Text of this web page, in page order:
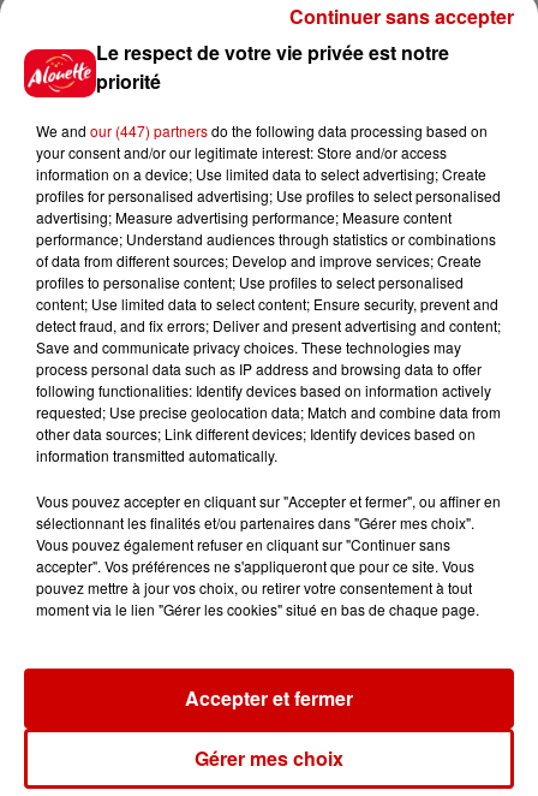
peut coûter très cher
14h03
Invasion de physalies sur des
plages du Sud-Ouest
11h51
À LA UNE : affaire Manon
Relandeau, musée cambriolé et
Jeux Voir plus
Festival du Roi Arthur 2026 !
Le respect de votre vie privée est notre
priorité
We and our (447) partnersdo the following data processing based on
your consent and/or our legitimate interest: Store and/or access
information on a device; Use limited data to select advertising; Create
profiles for personalised advertising; Use profiles to select personalised
advertising; Measure advertising performance; Measure content
performance; Understand audiences through statistics or combinations
of data from different sources; Develop and improve services; Create
profiles to personalise content; Use profiles to select personalised
content; Use limited data to select content; Ensure security, prevent and
detect fraud, and fix errors; Deliver and present advertising and content;
Save and communicate privacy choices. These technologies may
process personal data such as IP address and browsing data to offer
following functionalities: Identify devices based on information actively
requested; Use precise geolocation data; Match and combine data from
other data sources; Link different devices; Identify devices based on
information transmitted automatically.
Vous pouvez accepter en cliquant sur "Accepter et fermer", ou affiner en
sélectionnant les finalités et/ou partenaires dans "Gérer mes choix".
Vous pouvez également refuser en cliquant sur "Continuer sans
accepter". Vos préférences ne s'appliqueront que pour ce site. Vous
pouvez mettre à jour vos choix, ou retirer votre consentement à tout
moment via le lien "Gérer les cookies" situé en bas de chaque page.
Gérer mes choix
Accepter et fermer
Continuer sans accepter